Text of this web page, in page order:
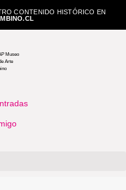
CONTENIDO HISTÓRICO EN